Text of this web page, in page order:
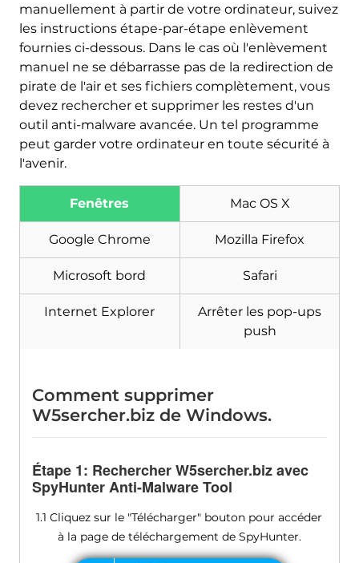
manuellement à partir de votre ordinateur, suivez
les instructions étape-par-étape enlèvement
fournies ci-dessous. Dans le cas où l'enlèvement
manuel ne se débarrasse pas de la redirection de
pirate de l'air et ses fichiers complètement, vous
devez rechercher et supprimer les restes d'un
outil anti-malware avancée. Un tel programme
peut garder votre ordinateur en toute sécurité à
l'avenir.
Fenêtres Mac OS X
Google Chrome Mozilla Firefox
Microsoft bord Safari
Internet Explorer
Arrêter les pop-ups
push
Comment supprimer
W5sercher.biz de Windows.
Étape 1: Rechercher W5sercher.biz avec
SpyHunter Anti-Malware Tool
1.1 Cliquez sur le "Télécharger" bouton pour accéder
à la page de téléchargement de SpyHunter.